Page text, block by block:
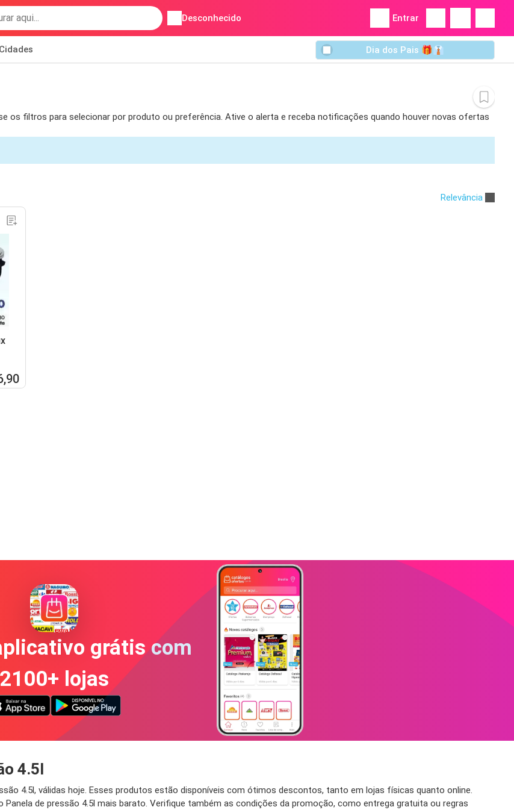
Desconhecido Entrar
Cidades Dia dos Pais 🎁👔
os filtros para selecionar por produto ou preferência. Ative o alerta e receba notificações quando houver novas ofertas
Relevância
grátis com
2100+ lojas
4.5l
4.5l, válidas hoje. Esses produtos estão disponíveis com ótimos descontos, tanto em lojas físicas quanto online.
de pressão 4.5l mais barato. Verifique também as condições da promoção, como entrega gratuita ou regras